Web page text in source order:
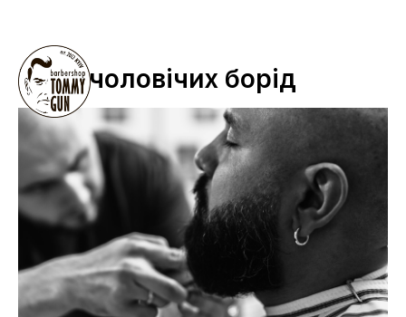
Види чоловічих борід